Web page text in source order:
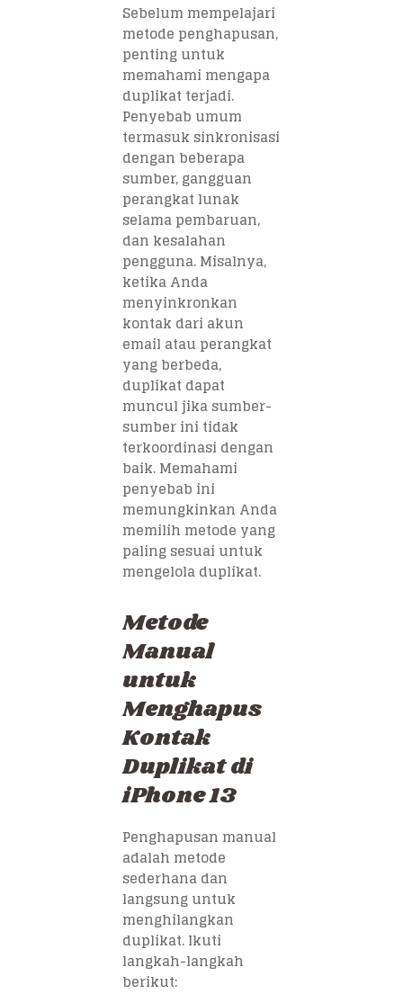
Sebelum mempelajari
metode penghapusan,
penting untuk
memahami mengapa
duplikat terjadi.
Penyebab umum
termasuk sinkronisasi
dengan beberapa
sumber, gangguan
perangkat lunak
selama pembaruan,
dan kesalahan
pengguna. Misalnya,
ketika Anda
menyinkronkan
kontak dari akun
email atau perangkat
yang berbeda,
duplikat dapat
muncul jika sumber-
sumber ini tidak
terkoordinasi dengan
baik. Memahami
penyebab ini
memungkinkan Anda
memilih metode yang
paling sesuai untuk
mengelola duplikat.
Metode
Manual
untuk
Menghapus
Kontak
Duplikat di
iPhone 13
Penghapusan manual
adalah metode
sederhana dan
langsung untuk
menghilangkan
duplikat. Ikuti
langkah-langkah
berikut: